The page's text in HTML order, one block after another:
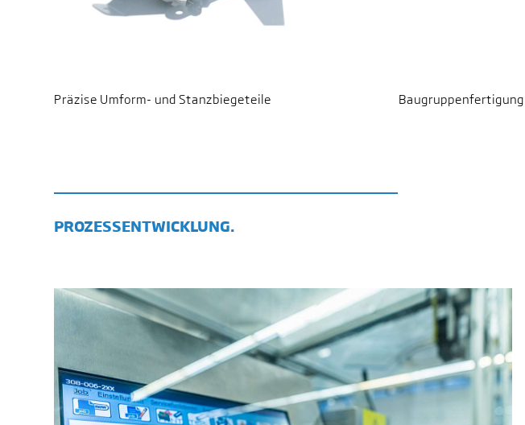
Präzise Umform- und Stanzbiegeteile Baugruppenfertigung
PROZESSENTWICKLUNG.